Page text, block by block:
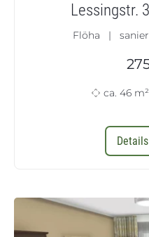
Lessingstr.
Flöha |
ca. 46 m²